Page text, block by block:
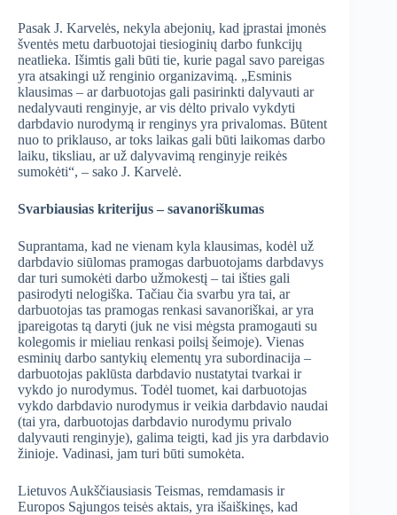
Pasak J. Karvelės, nekyla abejonių, kad įprastai įmonės
šventės metu darbuotojai tiesioginių darbo funkcijų
neatlieka. Išimtis gali būti tie, kurie pagal savo pareigas
yra atsakingi už renginio organizavimą. „Esminis
klausimas – ar darbuotojas gali pasirinkti dalyvauti ar
nedalyvauti renginyje, ar vis dėlto privalo vykdyti
darbdavio nurodymą ir renginys yra privalomas. Būtent
nuo to priklauso, ar toks laikas gali būti laikomas darbo
laiku, tiksliau, ar už dalyvavimą renginyje reikės
sumokėti“, – sako J. Karvelė.
Svarbiausias kriterijus – savanoriškumas
Suprantama, kad ne vienam kyla klausimas, kodėl už
darbdavio siūlomas pramogas darbuotojams darbdavys
dar turi sumokėti darbo užmokestį – tai išties gali
pasirodyti nelogiška. Tačiau čia svarbu yra tai, ar
darbuotojas tas pramogas renkasi savanoriškai, ar yra
įpareigotas tą daryti (juk ne visi mėgsta pramogauti su
kolegomis ir mieliau renkasi poilsį šeimoje). Vienas
esminių darbo santykių elementų yra subordinacija –
darbuotojas paklūsta darbdavio nustatytai tvarkai ir
vykdo jo nurodymus. Todėl tuomet, kai darbuotojas
vykdo darbdavio nurodymus ir veikia darbdavio naudai
(tai yra, darbuotojas darbdavio nurodymu privalo
dalyvauti renginyje), galima teigti, kad jis yra darbdavio
žinioje. Vadinasi, jam turi būti sumokėta.
Lietuvos Aukščiausiasis Teismas, remdamasis ir
Europos Sąjungos teisės aktais, yra išaiškinęs, kad